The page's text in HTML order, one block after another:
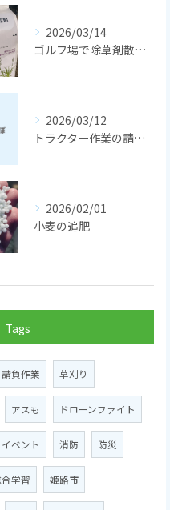
2026/03/14
ゴルフ場で除草剤散布 ターディアン粒剤
2026/03/12
トラクター作業の請負サービスがしたい！
2026/02/01
小麦の追肥
Tags
請負作業 草刈り
アスも ドローンファイト
イベント 消防 防災
学習 姫路市